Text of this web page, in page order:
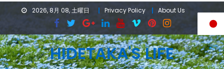
2026, 8月 08, 土曜日 Privacy Policy About Us
HIDETAKA'S LIFE